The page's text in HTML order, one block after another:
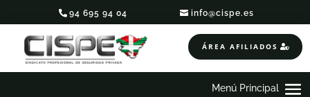
94 695 94 04 info@cispe.es
ÁREA AFILIADOS